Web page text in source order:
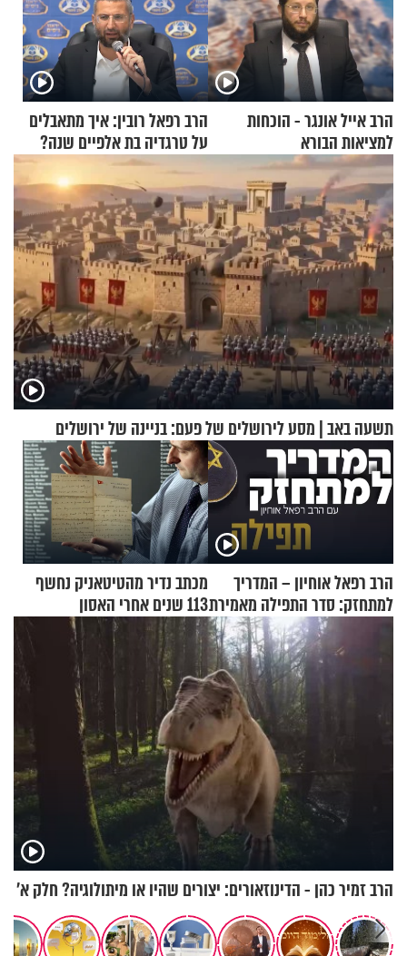
הרב אייל אונגר - הוכחות
למציאות הבורא
הרב רפאל רובין: איך מתאבלים
על טרגדיה בת אלפיים שנה?
תשעה באב | מסע לירושלים של פעם: בניינה של ירושלים
הרב רפאל אוחיון – המדריך
למתחזק: סדר התפילה מאמירת
הקורבנות ועד קריאת שמע
מכתב נדיר מהטיטאניק נחשף
113 שנים אחרי האסון
הרב זמיר כהן - הדינוזאורים: יצורים שהיו או מיתולוגיה? חלק א’